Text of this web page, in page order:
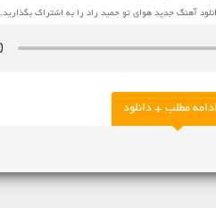
آهنگ جدید هوای تو حمید راد را به اشتراک بگذارید.
ادامه مطلب + دانلود